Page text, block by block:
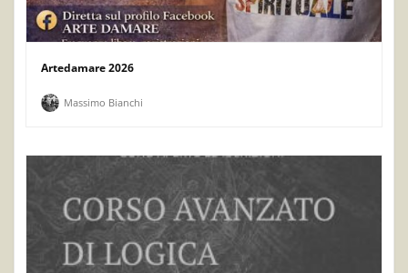
Artedamare 2026
Massimo Bianchi